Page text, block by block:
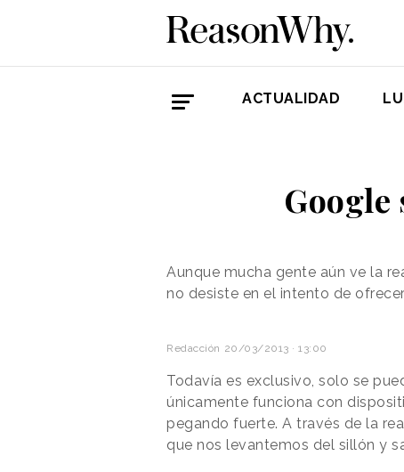
ACTUALIDAD
Google
Aunque mucha gente aún ve la
no desiste en el intento de
Redacción 20/03/2013 · 13:00
Todavía es exclusivo, solo se
únicamente funciona con
pegando fuerte. A través de la
que nos levantemos del sillón y